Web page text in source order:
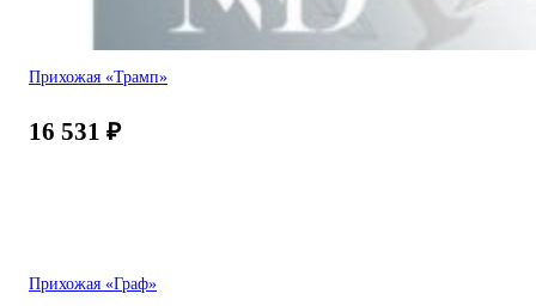
Прихожая «Трамп»
16 531 ₽
Прихожая «Граф»